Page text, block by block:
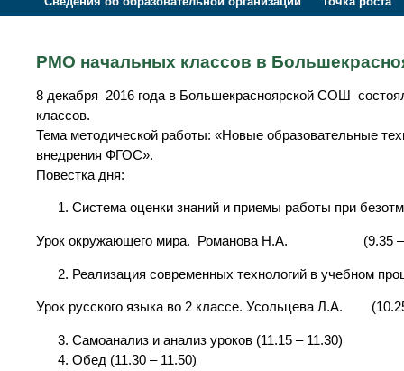
РМО начальных классов в
8 декабря 2016 года в Большекрасноярской СОШ
классов.
Тема методической работы: «Новые образовательные
внедрения ФГОС».
Повестка дня:
Система оценки знаний и приемы работы при
Урок окружающего мира. Романова Н.А. (9.35 –
Реализация современных технологий в учебном
Урок русского языка во 2 классе. Усольцева Л.А.
Самоанализ и анализ уроков (11.15 – 11.30)
Обед (11.30 – 11.50)